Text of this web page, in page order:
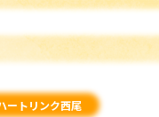
ートリンク西尾